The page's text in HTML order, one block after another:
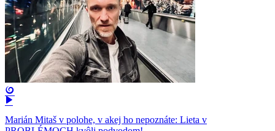
Marián Mitaš v polohe, v akej ho nepoznáte: Lieta v